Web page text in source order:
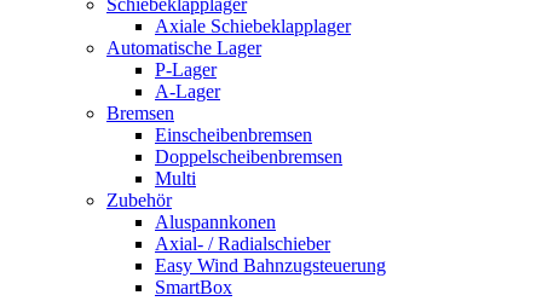
Axiale Schiebeklapplager
Automatische Lager
P-Lager
A-Lager
Bremsen
Einscheibenbremsen
Doppelscheibenbremsen
Multi
Zubehör
Aluspannkonen
Axial- / Radialschieber
Easy Wind Bahnzugsteuerung
SmartBox